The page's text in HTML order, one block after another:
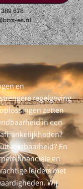
678
es.nl
en
regelgeving
zetten
in een
En
financiële en
leiders met
Wij